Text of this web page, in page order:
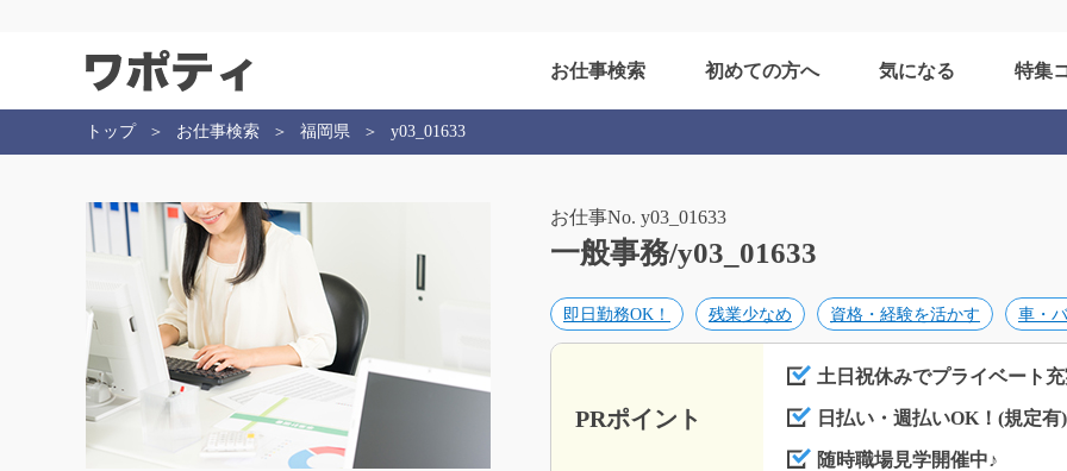
お仕事検索 初めての方へ 気になる 特集
トップ お仕事検索 福岡県 y03_01633
お仕事No. y03_01633
一般事務/y03_01633
即日勤務OK！ 残業少なめ 資格・経験を活かす 車・
PRポイント
土日祝休みでプライベート
日払い・週払いOK！(規定有)
随時職場見学開催中♪